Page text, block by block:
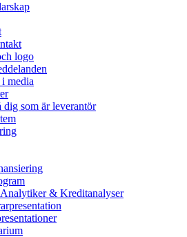
logo
media
dig som är leverantör
& Kreditanalyser